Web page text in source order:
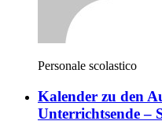
Personale scolastico
Kalender zu den
Unterrichtsende –